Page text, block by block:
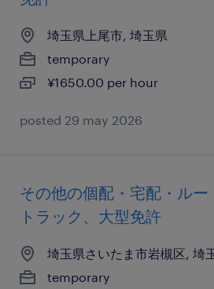
埼玉県上尾市, 埼玉県
temporary
¥1650.00 per hour
posted 29 may 2026
その他の個配・宅配・ルー
トラック、大型免許
埼玉県さいたま市岩槻区, 埼
temporary